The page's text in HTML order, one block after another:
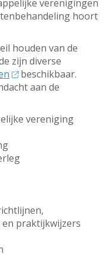
verenigingen
hoort
houden van de
zijn diverse
beschikbaar.
aan de
vereniging
praktijkwijzers